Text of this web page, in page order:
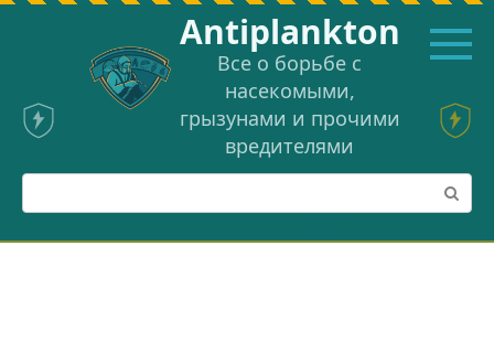
Перейти
Аntiplankton
Все о борьбе с
насекомыми,
грызунами и прочими
вредителями
Поиск: